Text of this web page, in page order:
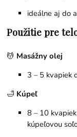
ideálne aj do
Použitie pre
💆 Masážny olej
3 – 5 kvapiek
🛁 Kúpeľ
8 – 10
kúpeľovou